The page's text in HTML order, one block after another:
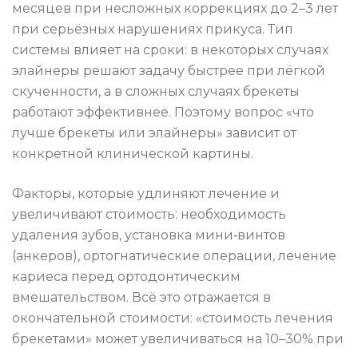
месяцев при несложных коррекциях до 2–3 лет
при серьёзных нарушениях прикуса. Тип
системы влияет на сроки: в некоторых случаях
элайнеры решают задачу быстрее при лёгкой
скученности, а в сложных случаях брекеты
работают эффективнее. Поэтому вопрос «что
лучше брекеты или элайнеры» зависит от
конкретной клинической картины.
Факторы, которые удлиняют лечение и
увеличивают стоимость: необходимость
удаления зубов, установка мини‑винтов
(анкеров), ортогнатические операции, лечение
кариеса перед ортодонтическим
вмешательством. Всё это отражается в
окончательной стоимости: «стоимость лечения
брекетами» может увеличиваться на 10–30% при